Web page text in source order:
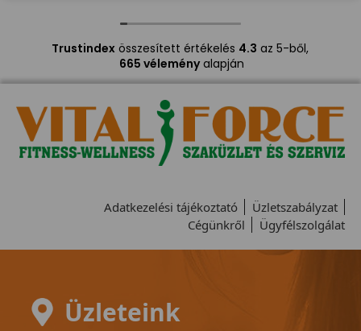
Trustindexösszesített értékelés 4.3 az 5-ből,
665 véleményalapján
Adatkezelési tájékoztató
Üzletszabályzat
Cégünkről
Ügyfélszolgálat
Üzleteink